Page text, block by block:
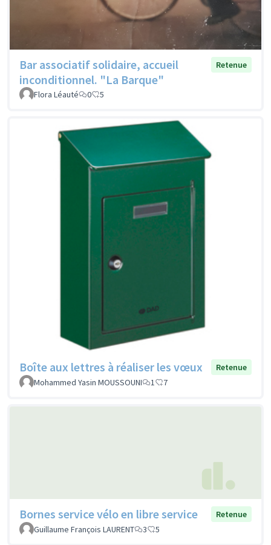
Bar associatif solidaire, accueil
inconditionnel. "La Barque"
Retenue
Flora Léauté 0 5
Boîte aux lettres à réaliser les vœux
Retenue
Mohammed Yasin MOUSSOUNI
1 7
Bornes service vélo en libre service
Retenue
Guillaume François LAURENT
3 5